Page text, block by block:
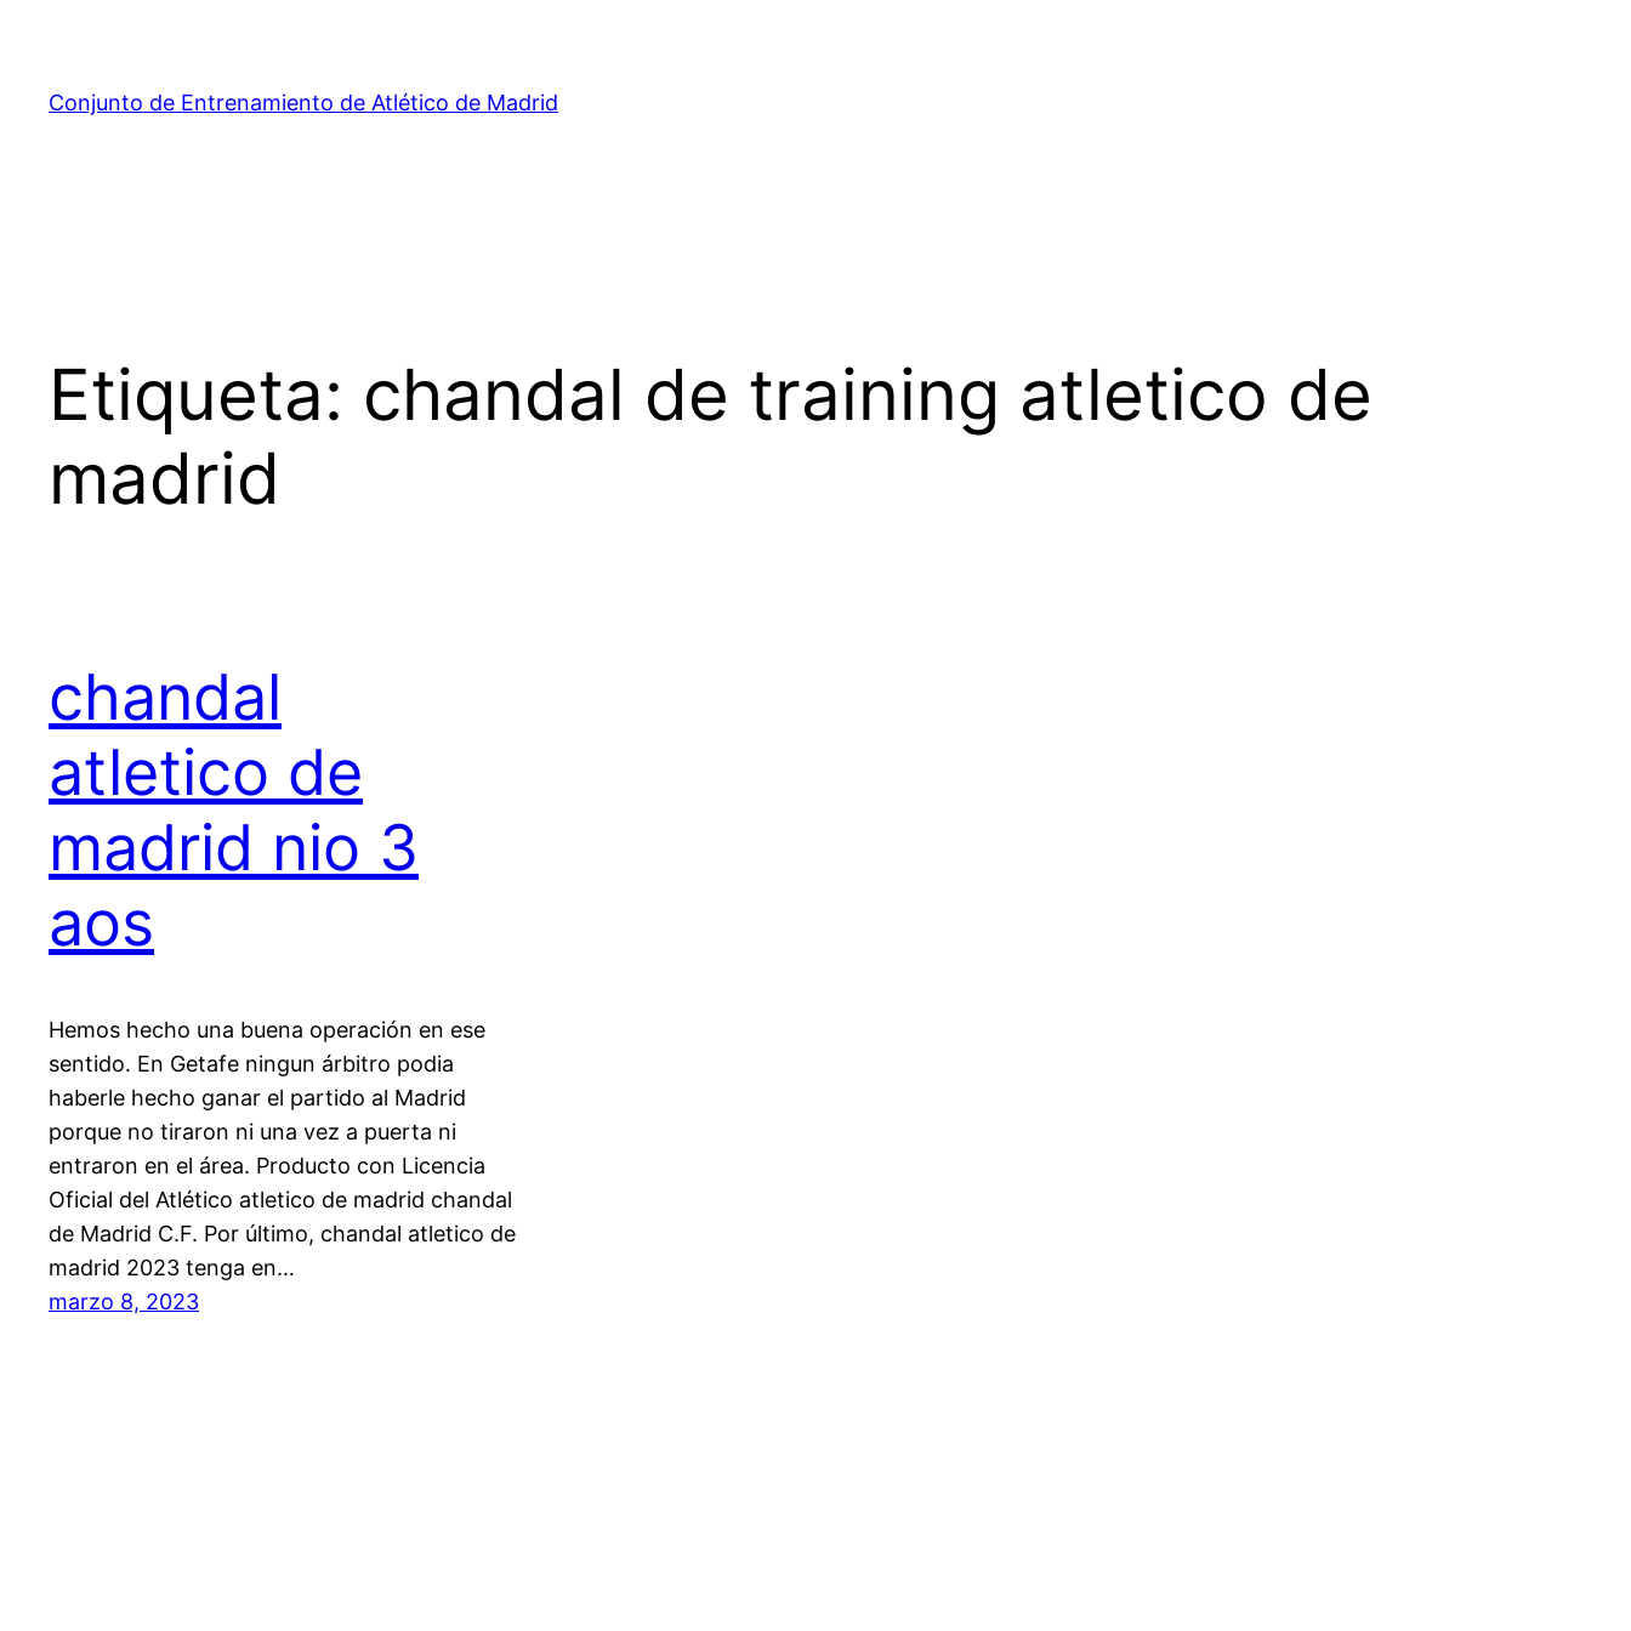
contenido
Conjunto de Entrenamiento de Atlético de Madrid
Etiqueta: chandal de training atletico de
madrid
chandal
atletico de
madrid nio 3
aos
Hemos hecho una buena operación en ese
sentido. En Getafe ningun árbitro podia
haberle hecho ganar el partido al Madrid
porque no tiraron ni una vez a puerta ni
entraron en el área. Producto con Licencia
Oficial del Atlético atletico de madrid chandal
de Madrid C.F. Por último, chandal atletico de
madrid 2023 tenga en…
marzo 8, 2023